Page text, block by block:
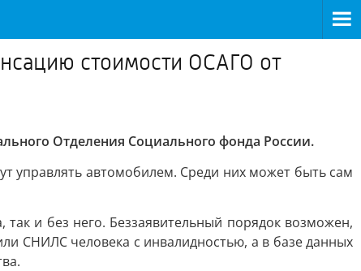
стоимости ОСАГО от
Отделения Социального фонда России.
управлять автомобилем. Среди них может быть сам
и без него. Беззаявительный порядок возможен,
СНИЛС человека с инвалидностью, а в базе данных